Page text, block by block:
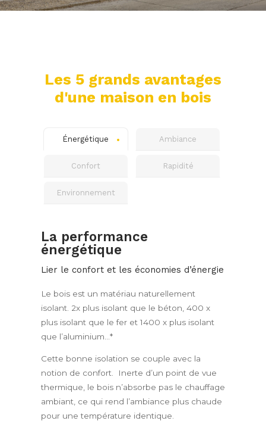
Les 5 grands avantages
d'une maison en bois
Énergétique Ambiance
Confort Rapidité
Environnement
La performance
énergétique
Lier le confort et les économies d’énergie
Le bois est un matériau naturellement
isolant. 2x plus isolant que le béton, 400 x
plus isolant que le fer et 1400 x plus isolant
que l’aluminium…*
Cette bonne isolation se couple avec la
notion de confort. Inerte d’un point de vue
thermique, le bois n’absorbe pas le chauffage
ambiant, ce qui rend l’ambiance plus chaude
pour une température identique.